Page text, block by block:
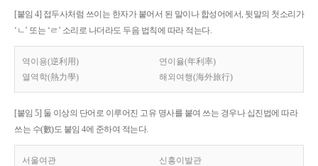
[붙임 4] 접두사처럼 쓰이는 한자가 붙어서 된 말이나 합성어에서, 뒷말의 첫소리가
‘ㄴ’ 또는 ‘ㄹ’ 소리로 나더라도 두음 법칙에 따라 적는다.
역이용(逆利用)
연이율(年利率)
열역학(熱力學)
해외여행(海外旅行)
[붙임 5] 둘 이상의 단어로 이루어진 고유 명사를 붙여 쓰는 경우나 십진법에 따라
쓰는 수(數)도 붙임 4에 준하여 적는다.
서울여관 신흥이발관